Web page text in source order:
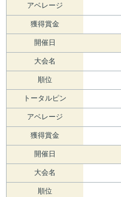
アベレージ
獲得賞金
開催日
大会名
順位
トータルピン
アベレージ
獲得賞金
開催日
大会名
順位